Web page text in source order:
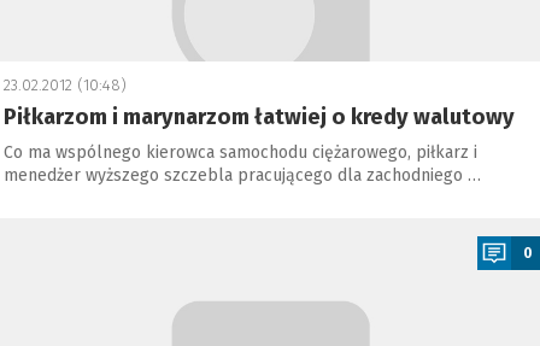
23.02.2012 (10:48)
Piłkarzom i marynarzom łatwiej o kredy walutowy
Co ma wspólnego kierowca samochodu ciężarowego, piłkarz i
menedżer wyższego szczebla pracującego dla zachodniego …
0